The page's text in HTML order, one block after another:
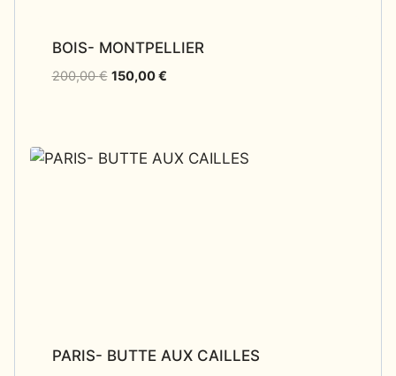
BOIS- MONTPELLIER
200,00€ 150,00€
PARIS- BUTTE AUX CAILLES